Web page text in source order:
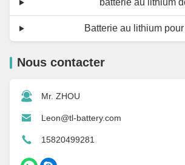
batterie au lithium
Batterie au lithium
Nous contacter
Mr. ZHOU
Leon@tl-battery.com
15820499281